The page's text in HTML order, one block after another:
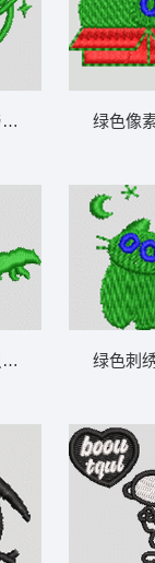
绿色星球与星芒图案 宇宙 帽绣
像素熊三只并排图 三只熊 帽绣